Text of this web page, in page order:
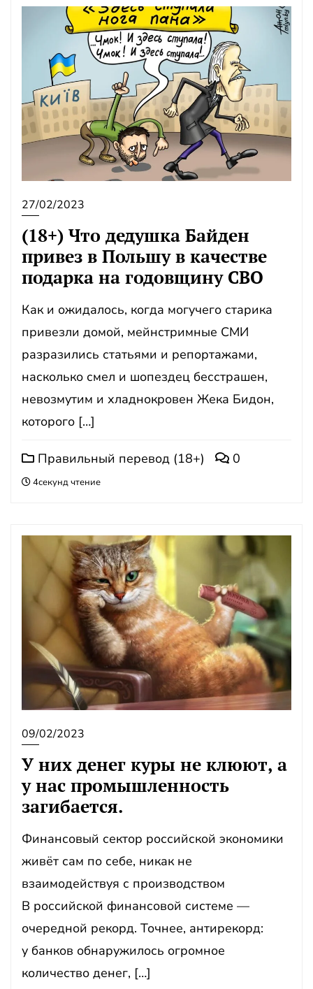
27/02/2023
(18+) Что дедушка Байден
привез в Польшу в качестве
подарка на годовщину СВО
Как и ожидалось, когда могучего старика
привезли домой, мейнстримные СМИ
разразились статьями и репортажами,
насколько смел и шопездец бесстрашен,
невозмутим и хладнокровен Жека Бидон,
которого […]
Правильный перевод (18+) 0
4секунд чтение
09/02/2023
У них денег куры не клюют, а
у нас промышленность
загибается.
Финансовый сектор российской экономики
живёт сам по себе, никак не
взаимодействуя с производством
В российской финансовой системе —
очередной рекорд. Точнее, антирекорд:
у банков обнаружилось огромное
количество денег, […]